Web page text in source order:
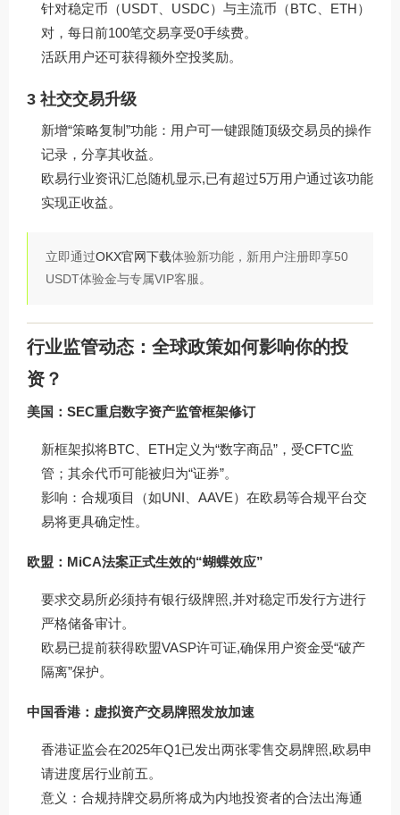
针对稳定币（USDT、USDC）与主流币（BTC、ETH）
对，每日前100笔交易享受0手续费。
活跃用户还可获得额外空投奖励。
3 社交交易升级
新增“策略复制”功能：用户可一键跟随顶级交易员的操作
记录，分享其收益。
欧易行业资讯汇总随机显示,已有超过5万用户通过该功能
实现正收益。
立即通过OKX官网下载体验新功能，新用户注册即享50
USDT体验金与专属VIP客服。
行业监管动态：全球政策如何影响你的投
资？
美国：SEC重启数字资产监管框架修订
新框架拟将BTC、ETH定义为“数字商品”，受CFTC监
管；其余代币可能被归为“证券”。
影响：合规项目（如UNI、AAVE）在欧易等合规平台交
易将更具确定性。
欧盟：MiCA法案正式生效的“蝴蝶效应”
要求交易所必须持有银行级牌照,并对稳定币发行方进行
严格储备审计。
欧易已提前获得欧盟VASP许可证,确保用户资金受“破产
隔离”保护。
中国香港：虚拟资产交易牌照发放加速
香港证监会在2025年Q1已发出两张零售交易牌照,欧易申
请进度居行业前五。
意义：合规持牌交易所将成为内地投资者的合法出海通